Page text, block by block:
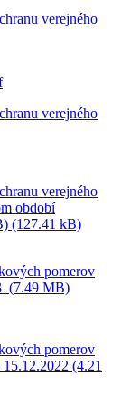
verejného
verejného
verejného
období
(127.41 kB)
pomerov
(7.49 MB)
pomerov
(4.21